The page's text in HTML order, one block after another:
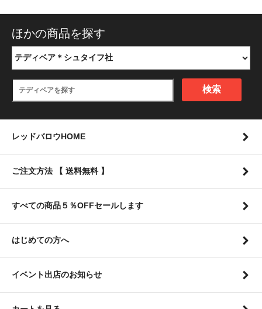
ほかの商品を探す
検索
レッドバロウHOME
ご注文方法 【 送料無料 】
すべての商品５％OFFセールします
はじめての方へ
イベント出店のお知らせ